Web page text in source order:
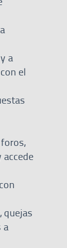
a
el
quejas
a